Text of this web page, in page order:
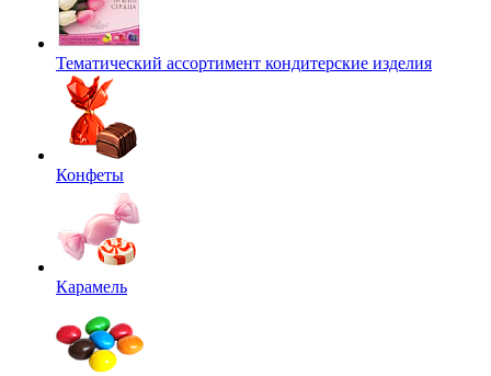
Тематический ассортимент кондитерские изделия
Конфеты
Карамель